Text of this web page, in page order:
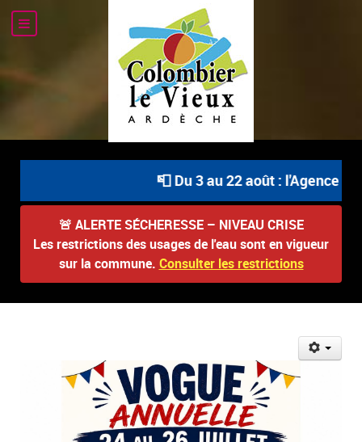
📮 Du 3 au 22 août : l'Agence
🚨 ALERTE SÉCHERESSE – NIVEAU CRISE
Les restrictions des usages de l'eau sont en vigueur
sur la commune. Consulter les restrictions